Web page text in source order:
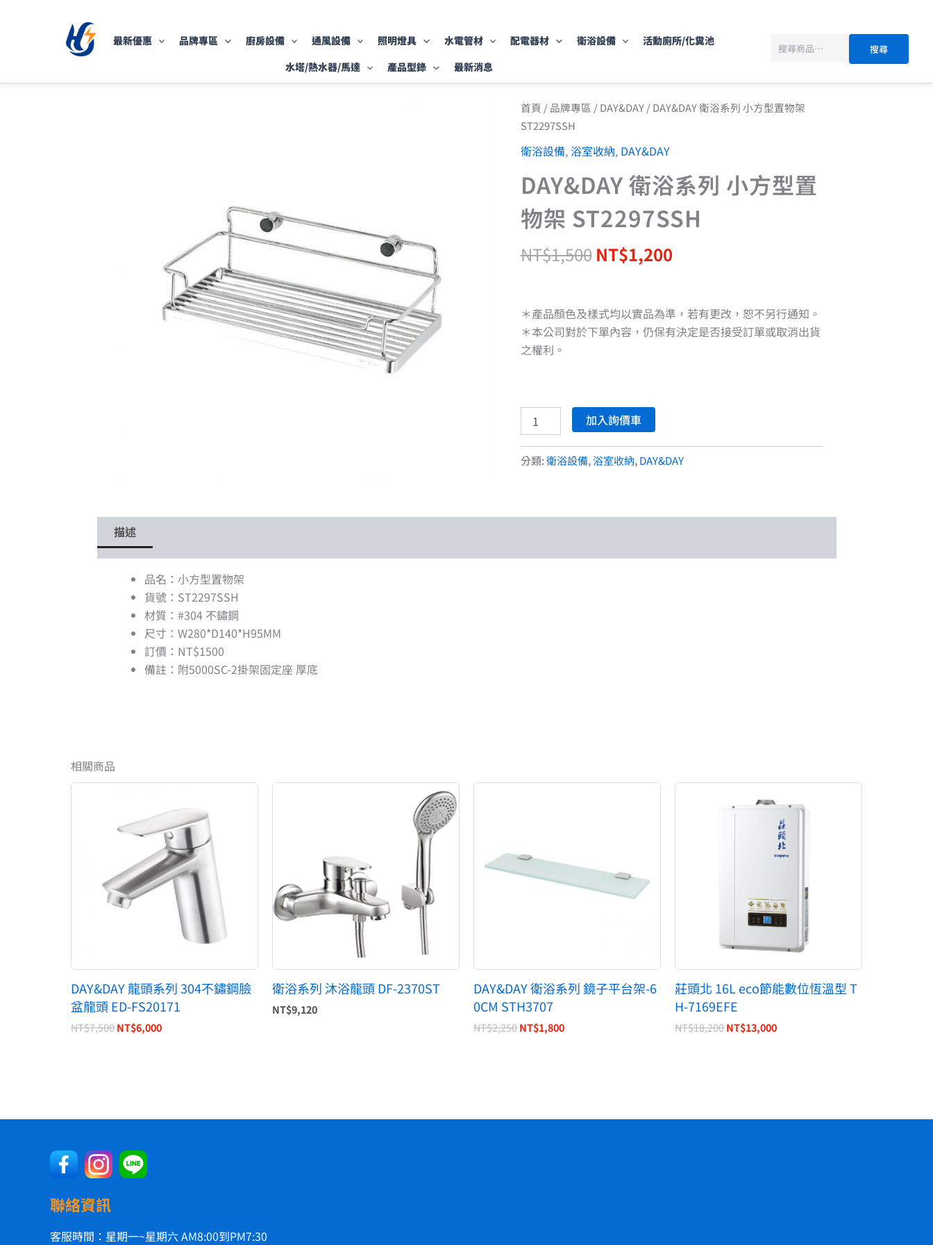
內
最新優惠 品牌專區 廚房設備 通風設備 照明燈具 水電管材 配電器材 衛浴設備
活動廁所/化糞池
水塔/熱水器/馬達
產品型錄 最新消息
搜尋
首頁 /品牌專區 /DAY&DAY/ DAY&DAY 衛浴系列 小方型置物架
ST2297SSH
衛浴設備, 浴室收納, DAY&DAY
DAY&DAY 衛浴系列 小方型置
物架 ST2297SSH
NT$1,500
原
價
格：
NT$1,500。
NT$1,200
目
NT$1,200。
＊產品顏色及樣式均以實品為準，若有更改，恕不另行通知。
＊本公司對於下單內容，仍保有決定是否接受訂單或取消出貨
之權利。
DAY&DAY
衛
浴
系
列
小
方
置
物
ST2297SSH
加入詢價車
分類:衛浴設備,浴室收納,DAY&DAY
描述
品名：小方型置物架
貨號：ST2297SSH
材質：#304 不鏽鋼
尺寸：W280*D140*H95MM
訂價：NT$1500
備註：附5000SC-2掛架固定座 厚底
相關商品
DAY&DAY 龍頭系列 304不鏽鋼臉
盆龍頭 ED-FS20171
NT$7,500
原
格：
NT$7,500。
NT$6,000
目
價
格：
NT$6,000。
衛浴系列 沐浴龍頭 DF-2370ST
NT$9,120
DAY&DAY 衛浴系列 鏡子平台架-6
0CM STH3707
NT$2,250
原
NT$1,800
目
莊頭北 16L eco節能數位恆溫型 T
H-7169EFE
NT$18,200
原
價
NT$18,200。
NT$13,000
目
格：
NT$13,000。
聯絡資訊
客服時間：星期一~星期六 AM8:00到PM7:30